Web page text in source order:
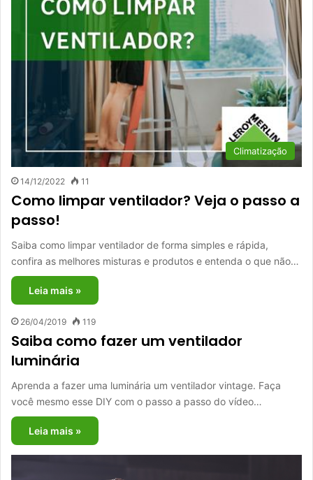
Climatização
14/12/2022 11
Como limpar ventilador? Veja o passo a
passo!
Saiba como limpar ventilador de forma simples e rápida,
confira as melhores misturas e produtos e entenda o que não…
Leia mais »
26/04/2019 119
Saiba como fazer um ventilador
luminária
Aprenda a fazer uma luminária um ventilador vintage. Faça
você mesmo esse DIY com o passo a passo do vídeo…
Leia mais »